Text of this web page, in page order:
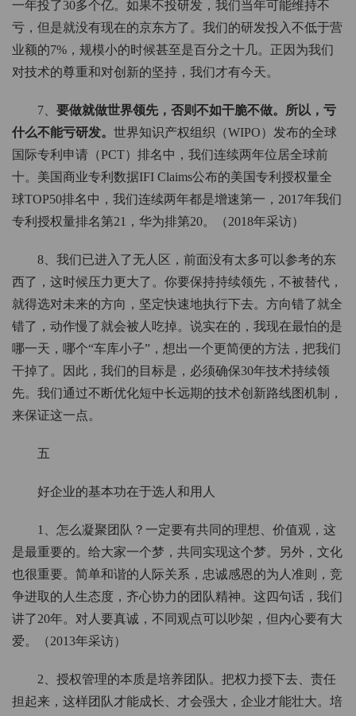
一年投了30多个亿。如果不投研发，我们当年可能维持不
亏，但是就没有现在的京东方了。我们的研发投入不低于营
业额的7%，规模小的时候甚至是百分之十几。正因为我们
对技术的尊重和对创新的坚持，我们才有今天。
7、 要做就做世界领先，否则不如干脆不做。所以，亏
什么不能亏研发。 世界知识产权组织（WIPO）发布的全球
国际专利申请（PCT）排名中，我们连续两年位居全球前
十。美国商业专利数据IFI Claims公布的美国专利授权量全
球TOP50排名中，我们连续两年都是增速第一，2017年我们
专利授权量排名第21，华为排第20。（2018年采访）
8、我们已进入了无人区，前面没有太多可以参考的东
西了，这时候压力更大了。你要保持持续领先，不被替代，
就得选对未来的方向，坚定快速地执行下去。方向错了就全
错了，动作慢了就会被人吃掉。说实在的，我现在最怕的是
哪一天，哪个“车库小子”，想出一个更简便的方法，把我们
干掉了。因此，我们的目标是，必须确保30年技术持续领
先。我们通过不断优化短中长远期的技术创新路线图机制，
来保证这一点。
五
好企业的基本功在于选人和用人
1、怎么凝聚团队？一定要有共同的理想、价值观，这
是最重要的。给大家一个梦，共同实现这个梦。另外，文化
也很重要。简单和谐的人际关系，忠诚感恩的为人准则，竞
争进取的人生态度，齐心协力的团队精神。这四句话，我们
讲了20年。对人要真诚，不同观点可以吵架，但内心要有大
爱。（2013年采访）
2、授权管理的本质是培养团队。把权力授下去、责任
担起来，这样团队才能成长、才会强大，企业才能壮大。培